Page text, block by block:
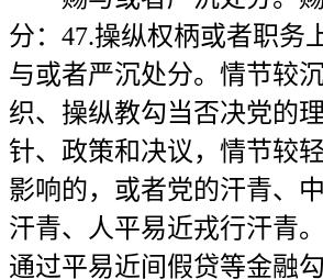
分：47.操纵权柄或者职务
与或者严沉处分。情节较
织、操纵教勾当否决党的
针、政策和决议，情节较
影响的，或者党的汗青、
汗青、人平易近戎行汗青
通过平易近间假贷等金融